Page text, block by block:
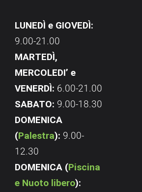
LUNEDÌ e GIOVEDÌ:
9.00-21.00
MARTEDÌ,
MERCOLEDI’ e
VENERDÌ: 6.00-21.00
SABATO: 9.00-18.30
DOMENICA
(Palestra): 9.00-
12.30
DOMENICA (Piscina
e Nuoto libero):